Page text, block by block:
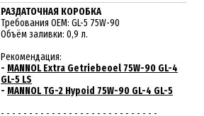
РАЗДАТОЧНАЯ КОРОБКА
Требования ОЕМ: GL-5 75W-90
Объём заливки: 0,9 л.
Рекомендация:
- MANNOL Extra Getriebeoel 75W-90 GL-4
GL-5 LS
- MANNOL TG-2 Hypoid 75W-90 GL-4 GL-5